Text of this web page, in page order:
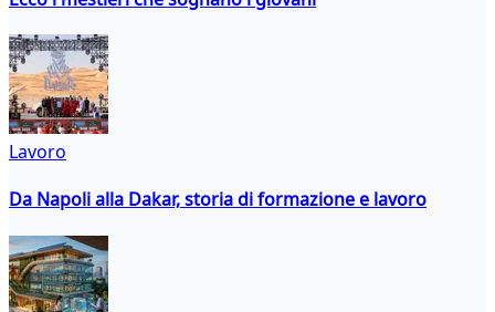
Lavoro
Da Napoli alla Dakar, storia di formazione e lavoro